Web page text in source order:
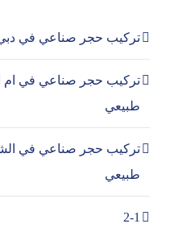
تركيب حجر صناعي في دبي |0544026642| حجر
طبيعي
طبيعي
2-1